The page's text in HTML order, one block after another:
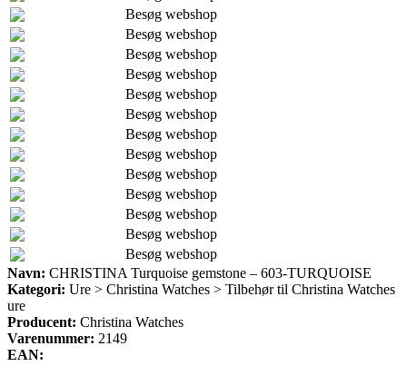
Besøg webshop
Besøg webshop
Besøg webshop
Besøg webshop
Besøg webshop
Besøg webshop
Besøg webshop
Besøg webshop
Besøg webshop
Besøg webshop
Besøg webshop
Besøg webshop
Besøg webshop
Navn: CHRISTINA Turquoise gemstone – 603-TURQUOISE
Kategori: Ure > Christina Watches > Tilbehør til Christina Watches
ure
Producent: Christina Watches
Varenummer: 2149
EAN: